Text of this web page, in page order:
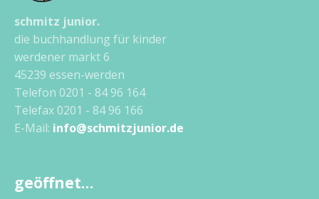
schmitz junior.
die buchhandlung für kinder
werdener markt 6
45239 essen-werden
Telefon 0201 - 84 96 164
Telefax 0201 - 84 96 166
E-Mail: info@schmitzjunior.de
geöffnet…